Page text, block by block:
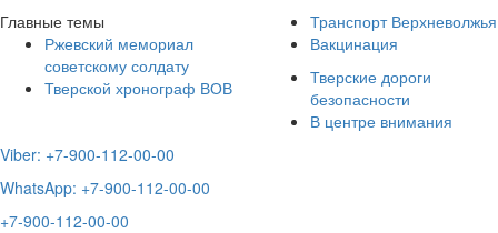
Главные темы
Ржевский мемориал
советскому солдату
Тверской хронограф ВОВ
Транспорт Верхневолжья
Вакцинация
Тверские дороги
безопасности
В центре внимания
Viber: +7-900-112-00-00
WhatsApp: +7-900-112-00-00
+7-900-112-00-00